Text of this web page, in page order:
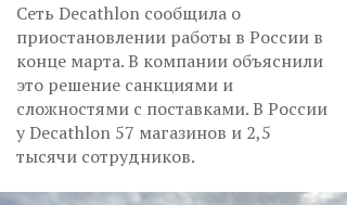
Сеть Decathlon сообщила о
приостановлении работы в России в
конце марта. В компании объяснили
это решение санкциями и
сложностями с поставками. В России
у Decathlon 57 магазинов и 2,5
тысячи сотрудников.